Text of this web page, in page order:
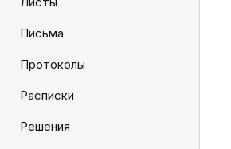
Письма
Протоколы
Расписки
Решения